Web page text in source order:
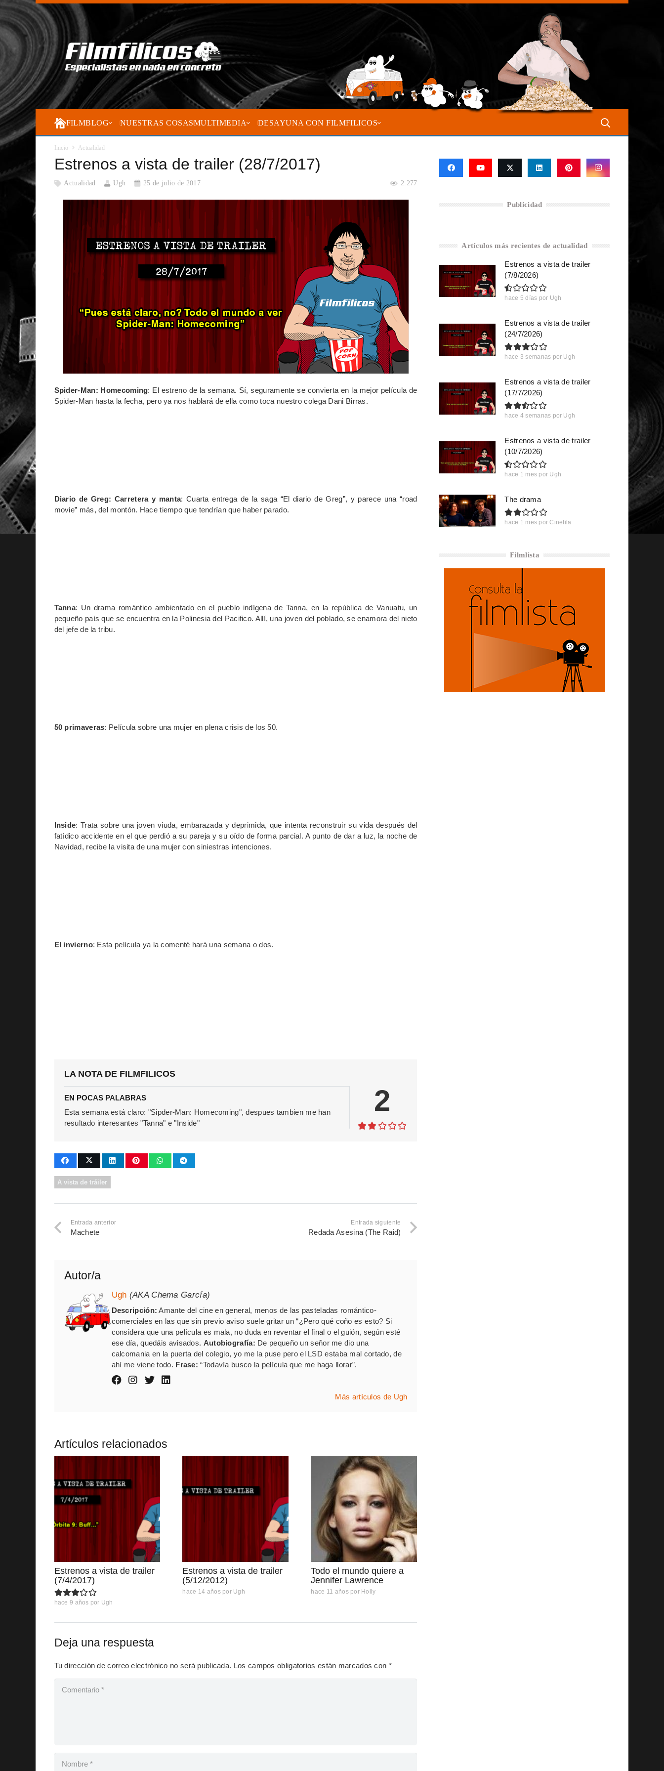
FILMBLOG NUESTRAS COSASMULTIMEDIA DESAYUNA CON FILMFILICOS
Inicio Actualidad
Estrenos a vista de trailer (28/7/2017)
Actualidad Ugh 25 de julio de 2017 2.277
Spider-Man: Homecoming: El estreno de la semana. Sí, seguramente se convierta en la mejor película de
Spider-Man hasta la fecha, pero ya nos hablará de ella como toca nuestro colega Dani Birras.
Diario de Greg: Carretera y manta: Cuarta entrega de la saga “El diario de Greg”, y parece una “road
movie” más, del montón. Hace tiempo que tendrían que haber parado.
Tanna: Un drama romántico ambientado en el pueblo indígena de Tanna, en la república de Vanuatu, un
pequeño país que se encuentra en la Polinesia del Pacifico. Allí, una joven del poblado, se enamora del nieto
del jefe de la tribu.
50 primaveras: Película sobre una mujer en plena crisis de los 50.
Inside: Trata sobre una joven viuda, embarazada y deprimida, que intenta reconstruir su vida después del
fatídico accidente en el que perdió a su pareja y su oído de forma parcial. A punto de dar a luz, la noche de
Navidad, recibe la visita de una mujer con siniestras intenciones.
El invierno: Esta película ya la comenté hará una semana o dos.
LA NOTA DE FILMFILICOS
EN POCAS PALABRAS
Esta semana está claro: "Sipder-Man: Homecoming", despues tambien me han
resultado interesantes "Tanna" e "Inside"
2
A vista de tráiler
Entrada anterior
Machete
Entrada siguiente
Redada Asesina (The Raid)
Autor/a
Ugh (AKA Chema García)
Descripción: Amante del cine en general, menos de las pasteladas romántico-
comerciales en las que sin previo aviso suele gritar un “¿Pero qué coño es esto? Si
considera que una película es mala, no duda en reventar el final o el guión, según esté
ese día, quedáis avisados. Autobiografía: De pequeño un señor me dio una
calcomania en la puerta del colegio, yo me la puse pero el LSD estaba mal cortado, de
ahí me viene todo. Frase: “Todavía busco la película que me haga llorar”.
Más artículos de Ugh
Artículos relacionados
Estrenos a vista de trailer
(7/4/2017)
hace 9 años por Ugh
Estrenos a vista de trailer
(5/12/2012)
hace 14 años por Ugh
Todo el mundo quiere a
Jennifer Lawrence
hace 11 años por Holly
Deja una respuesta
Tu dirección de correo electrónico no será publicada. Los campos obligatorios están marcados con *
Publicidad
Artículos más recientes de actualidad
Estrenos a vista de trailer
(7/8/2026)
hace 5 días por Ugh
Estrenos a vista de trailer
(24/7/2026)
hace 3 semanas por Ugh
Estrenos a vista de trailer
(17/7/2026)
hace 4 semanas por Ugh
Estrenos a vista de trailer
(10/7/2026)
hace 1 mes por Ugh
The drama
hace 1 mes por Cinefila
Filmlista